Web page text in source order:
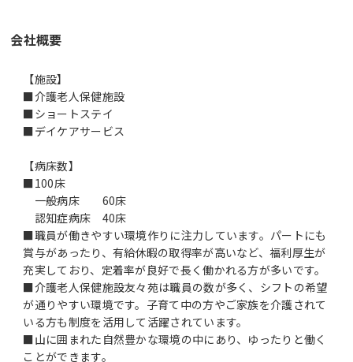
会社概要
【施設】
■介護老人保健施設
■ショートステイ
■デイケアサービス
【病床数】
■100床
一般病床 60床
認知症病床 40床
■職員が働きやすい環境作りに注力しています。パートにも
賞与があったり、有給休暇の取得率が高いなど、福利厚生が
充実しており、定着率が良好で長く働かれる方が多いです。
■介護老人保健施設友々苑は職員の数が多く、シフトの希望
が通りやすい環境です。子育て中の方やご家族を介護されて
いる方も制度を活用して活躍されています。
■山に囲まれた自然豊かな環境の中にあり、ゆったりと働く
ことができます。